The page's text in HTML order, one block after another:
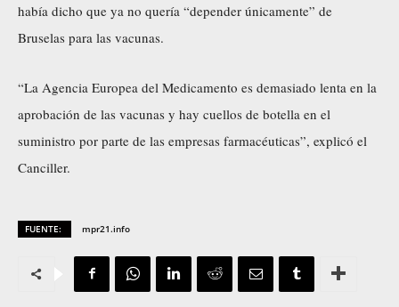
había dicho que ya no quería “depender únicamente” de
Bruselas para las vacunas.
“La Agencia Europea del Medicamento es demasiado lenta en la
aprobación de las vacunas y hay cuellos de botella en el
suministro por parte de las empresas farmacéuticas”, explicó el
Canciller.
FUENTE: mpr21.info